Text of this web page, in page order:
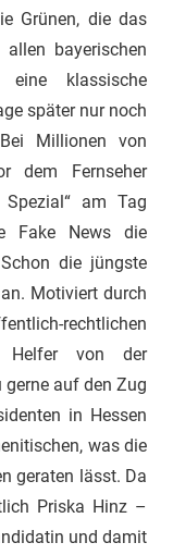
Grünen, die das
bayerischen
eine klassische
später nur noch
Millionen von
dem Fernseher
am Tag
Fake News die
die jüngste
Motiviert durch
rechtlichen
Helfer von der
auf den Zug
in Hessen
was die
geraten lässt. Da
Priska Hinz –
und damit